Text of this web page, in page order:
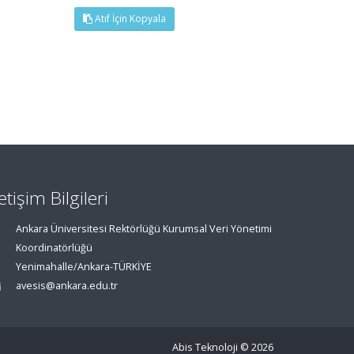
Atıf İçin Kopyala
Bilgileri
Ankara Üniversitesi Rektörlüğü Kurumsal Veri Yönetimi
Koordinatörlüğü
Yenimahalle/Ankara-TÜRKİYE
avesis@ankara.edu.tr
Abis Teknoloji © 2026